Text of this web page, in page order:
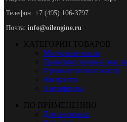
Телефон: +7 (495) 106-3797
Почта: info@oilengine.ru
КАТЕГОРИИ ТОВАРОВ
Моторные масла
Трансмиссионные масла
Промышленные масла
Жидкости
Антифризы
ПО ПРИМЕНЕНИЮ
Для легковых